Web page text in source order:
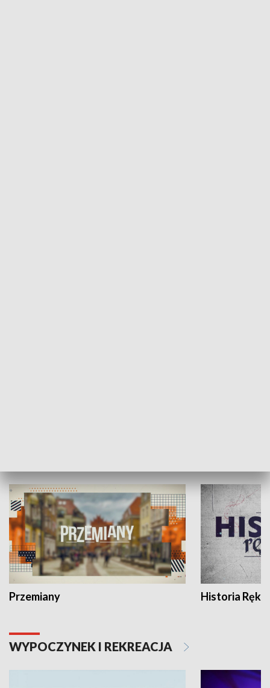
Przemiany Historia Ręką
WYPOCZYNEK I REKREACJA